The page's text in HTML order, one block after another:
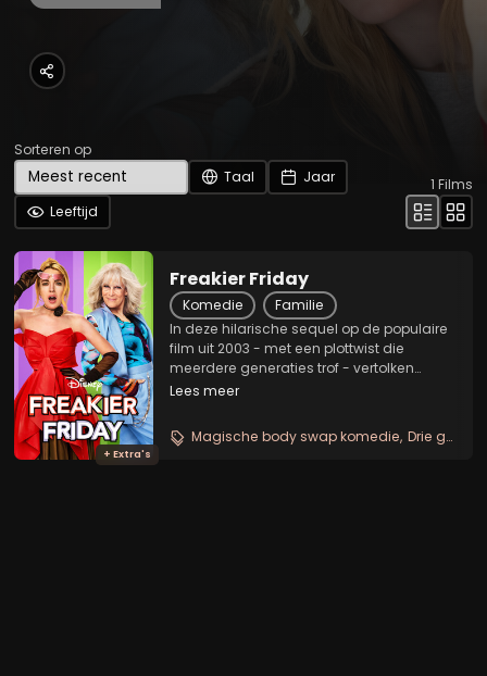
Sorteren op
Taal
Jaar
Leeftijd
1 Films
+ Extra's
Freakier Friday
Komedie
Familie
In deze hilarische sequel op de populaire
film uit 2003 - met een plottwist die
meerdere generaties trof - vertolken
Jamie Lee Curtis en Lindsay Lohan de
Jaren na de identiteitscrisis die Tess en
Anna samen...
Lees meer
Magische body swap komedie Drie generaties familiepret